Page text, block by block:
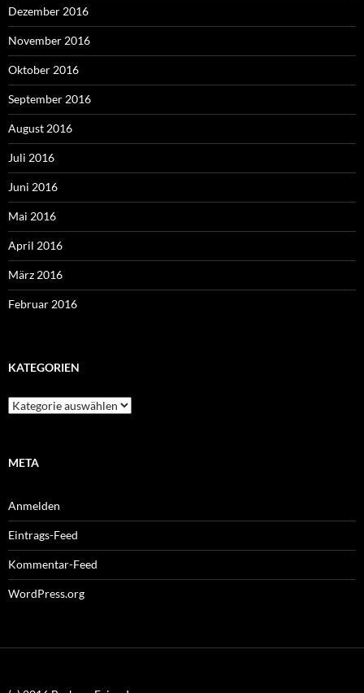
Dezember 2016
November 2016
Oktober 2016
September 2016
August 2016
Juli 2016
Juni 2016
Mai 2016
April 2016
März 2016
Februar 2016
KATEGORIEN
Kategorien
META
Anmelden
Eintrags-Feed
Kommentar-Feed
WordPress.org